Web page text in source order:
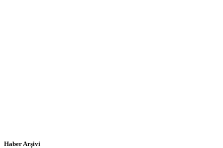
Haber Arşivi